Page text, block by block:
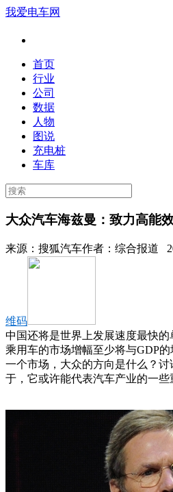
我爱电车网
首页
行业
公司
数据
人物
图说
充电桩
车库
大众汽车海兹曼：致力高能
来源： 搜狐汽车作者： 综合报道
维码
中国还将是世界上发展速度最快
乘用车的市场增幅至少将与GDP
一个市场，大众的方向是什么？
于，它或许能代表汽车产业的一些